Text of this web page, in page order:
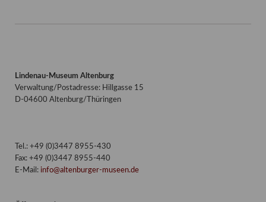
Lindenau-Museum Altenburg
Verwaltung/Postadresse: Hillgasse 15
D-04600 Altenburg/Thüringen
Tel.: +49 (0)3447 8955-430
Fax: +49 (0)3447 8955-440
E-Mail: info@altenburger-museen.de